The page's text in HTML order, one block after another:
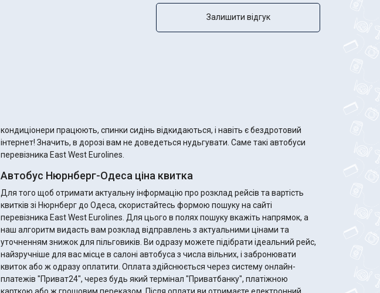
Залишити відгук
кондиціонери працюють, спинки сидінь відкидаються, і навіть є бездротовий
інтернет! Значить, в дорозі вам не доведеться нудьгувати. Саме такі автобуси
перевізника East West Eurolines.
Автобус Нюрнберг-Одеса ціна квитка
Для того щоб отримати актуальну інформацію про розклад рейсів та вартість
квитків зі Нюрнберг до Одеса, скористайтесь формою пошуку на сайті
перевізника East West Eurolines. Для цього в полях пошуку вкажіть напрямок, а
наш алгоритм видасть вам розклад відправлень з актуальними цінами та
уточненням знижок для пільговиків. Ви одразу можете підібрати ідеальний рейс,
найзручніше для вас місце в салоні автобуса з числа вільних, і забронювати
квиток або ж одразу оплатити. Оплата здійснюється через систему онлайн-
платежів "Приват24", через будь який термінал "Приватбанку", платіжною